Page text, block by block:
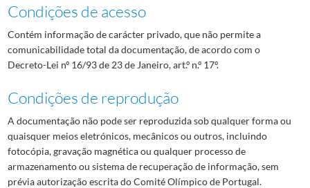
Condições de acesso
Contém informação de carácter privado, que não permite a
comunicabilidade total da documentação, de acordo com o
Decreto-Lei nº 16/93 de 23 de Janeiro, art.º n.º 17º.
Condições de reprodução
A documentação não pode ser reproduzida sob qualquer forma ou
quaisquer meios eletrónicos, mecânicos ou outros, incluindo
fotocópia, gravação magnética ou qualquer processo de
armazenamento ou sistema de recuperação de informação, sem
prévia autorização escrita do Comité Olímpico de Portugal.